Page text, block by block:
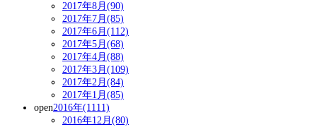
2017年8月(90)
2017年7月(85)
2017年6月(112)
2017年5月(68)
2017年4月(88)
2017年3月(109)
2017年2月(84)
2017年1月(85)
open2016年(1111)
2016年12月(80)